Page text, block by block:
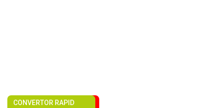
CONVERTOR RAPID